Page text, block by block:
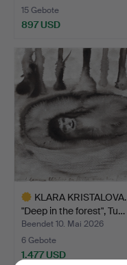
15 Gebote
897 USD
Objekt
KLARA KRISTALOVA.
"Deep in the forest", Tu…
Beendet 10. Mai 2026
6 Gebote
1.477 USD